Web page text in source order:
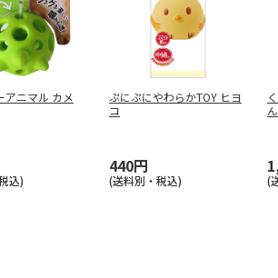
アニマル カメ
込)
ぷにぷにやわらかTOY ヒヨ
コ
440円
(送料別・税込)
ん
(